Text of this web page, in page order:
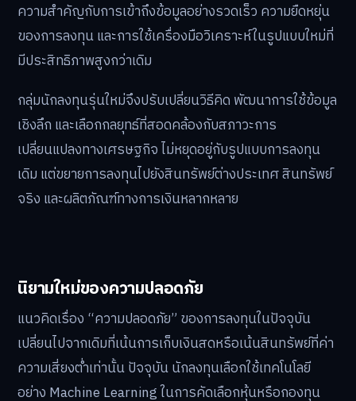
ความสำคัญกับการเข้าถึงข้อมูลอย่างรวดเร็ว ความยืดหยุ่น
ของการลงทุน และการใช้เครื่องมือวิเคราะห์ในรูปแบบใหม่ที่
มีประสิทธิภาพสูงกว่าเดิม
กลุ่มนักลงทุนรุ่นใหม่จึงปรับเปลี่ยนวิธีคิด พัฒนาการใช้ข้อมูล
เชิงลึก และเลือกกลยุทธ์ที่สอดคล้องกับสภาวะการ
เปลี่ยนแปลงทางเศรษฐกิจ ไม่หยุดอยู่กับรูปแบบการลงทุน
เดิม แต่ขยายการลงทุนไปยังสินทรัพย์ต่างประเทศ สินทรัพย์
จริง และผลิตภัณฑ์ทางการเงินหลากหลาย
นิยามใหม่ของความปลอดภัย
แนวคิดเรื่อง “ความปลอดภัย” ของการลงทุนในปัจจุบัน
เปลี่ยนไปจากเดิมที่เน้นการเก็บเงินสดหรือเน้นสินทรัพย์ที่ค่า
ความเสี่ยงต่ำเท่านั้น ปัจจุบัน นักลงทุนเลือกใช้เทคโนโลยี
อย่าง Machine Learning ในการคัดเลือกหุ้นหรือกองทุน